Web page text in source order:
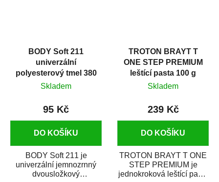
BODY Soft 211
univerzální
polyesterový tmel 380
g
Skladem
95 Kč
DO KOŠÍKU
BODY Soft 211 je
univerzální jemnozrnný
dvousložkový
TROTON BRAYT T
ONE STEP PREMIUM
leštící pasta 100 g
Skladem
239 Kč
DO KOŠÍKU
TROTON BRAYT T ONE
STEP PREMIUM je
jednokroková leštící pasta